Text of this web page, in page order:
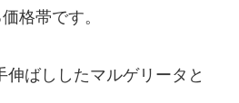
格帯です。
ばししたマルゲリータと